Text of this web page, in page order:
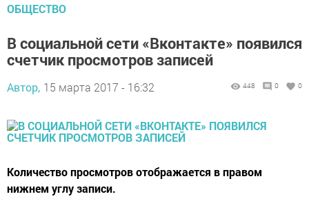
ОБЩЕСТВО
В социальной сети «Вконтакте» появился
счетчик просмотров записей
Автор, 15 марта 2017 - 16:32 448 0 0
Количество просмотров отображается в правом
нижнем углу записи.